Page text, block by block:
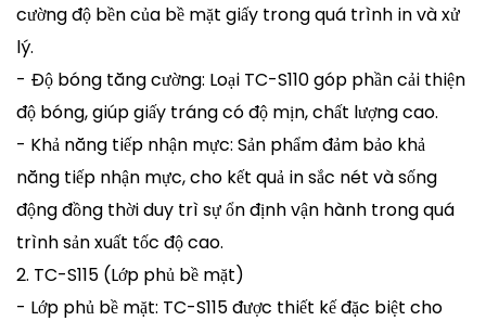
cường độ bền của bề mặt giấy trong quá trình in và xử
lý.
- Độ bóng tăng cường: Loại TC-S110 góp phần cải thiện
độ bóng, giúp giấy tráng có độ mịn, chất lượng cao.
- Khả năng tiếp nhận mực: Sản phẩm đảm bảo khả
năng tiếp nhận mực, cho kết quả in sắc nét và sống
động đồng thời duy trì sự ổn định vận hành trong quá
trình sản xuất tốc độ cao.
2. TC-S115 (Lớp phủ bề mặt)
- Lớp phủ bề mặt: TC-S115 được thiết kế đặc biệt cho